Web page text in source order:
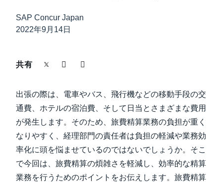
Belgium (English)
España (Español)
Norway (English)
中堅・中小企業
製品情報
サステナビリティ
SAP Concur Japan
2022年9月14日
共有
出張の際は、電車やバス、飛行機などの移動手段の交
通費、ホテルの宿泊費、そして日当とさまざまな費用
が発生します。そのため、旅費精算業務の負担が重く
なりやすく、経理部門の責任者は負担の軽減や業務効
率化に頭を悩ませているのではないでしょうか。そこ
で今回は、旅費精算の煩雑さを軽減し、効率的な精算
業務を行うためのポイントをお伝えします。旅費精算